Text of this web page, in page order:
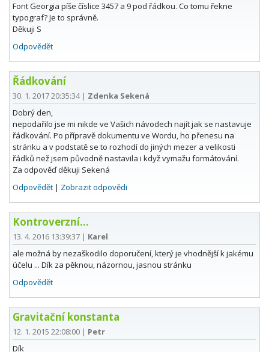
Font Georgia píše číslice 3457 a 9 pod řádkou. Co tomu řekne
typograf? Je to správně.
Děkuji S
Odpovědět
Řádkování
30. 1. 2017 20:35:34 | Zdenka Sekená
Dobrý den,
nepodařilo jse mi nikde ve Vašich návodech najít jak se nastavuje
řádkování. Po přípravě dokumentu ve Wordu, ho přenesu na
stránku a v podstatě se to rozhodí do jiných mezer a velikosti
řádků než jsem původně nastavila i když vymažu formátování.
Za odpověď děkuji Sekená
Odpovědět | Zobrazit odpovědi
Kontroverzní...
13. 4. 2016 13:39:37 | Karel
ale možná by nezaškodilo doporučení, který je vhodnější k jakému
účelu ... Dík za pěknou, názornou, jasnou stránku
Odpovědět
Gravitační konstanta
12. 1. 2015 22:08:00 | Petr
Dík